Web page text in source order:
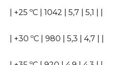
| +25 ºС | 1042 | 5,7 | 5,1 | |
| +30 ºС | 980 | 5,3 | 4,7 | |